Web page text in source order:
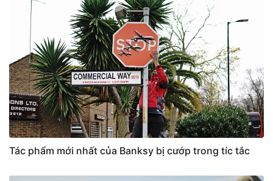
Tác phẩm mới nhất của Banksy bị cướp trong tíc tắc